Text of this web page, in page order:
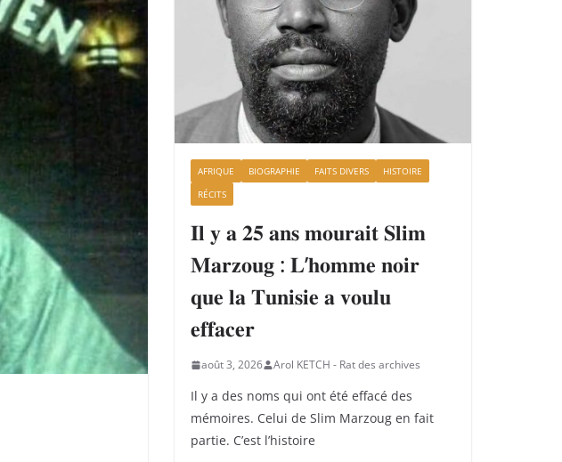
AFRIQUE BIOGRAPHIE FAITS DIVERS
HISTOIRE
RÉCITS
𝐈𝐥 𝐲 𝐚 𝟐𝟓 𝐚𝐧𝐬 𝐦𝐨𝐮𝐫𝐚𝐢𝐭 𝐒𝐥𝐢𝐦
𝐌𝐚𝐫𝐳𝐨𝐮𝐠 : 𝐋’𝐡𝐨𝐦𝐦𝐞 𝐧𝐨𝐢𝐫
𝐪𝐮𝐞 𝐥𝐚 𝐓𝐮𝐧𝐢𝐬𝐢𝐞 𝐚 𝐯𝐨𝐮𝐥𝐮
𝐞𝐟𝐟𝐚𝐜𝐞𝐫
août 3, 2026 Arol KETCH - Rat des archives
Il y a des noms qui ont été effacé des
mémoires. Celui de Slim Marzoug en fait
partie. C’est l’histoire